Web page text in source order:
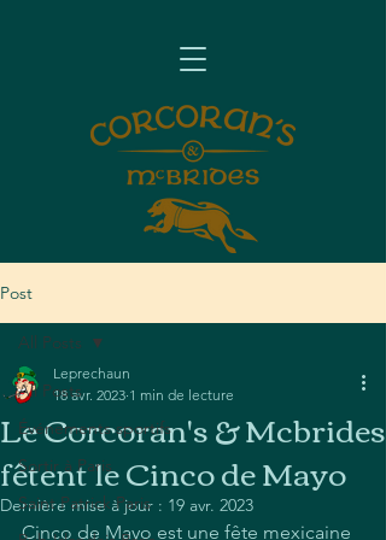
Post
All Posts
Événements sportifs
Sortir à Paris
Saint Patrick Paris
All Posts
Le Corcoran's & Mcbrides
fêtent le Cinco de Mayo
Leprechaun
18 avr. 2023 1 min de lecture
Dernière mise à jour : 19 avr. 2023
Cinco de Mayo est une fête mexicaine